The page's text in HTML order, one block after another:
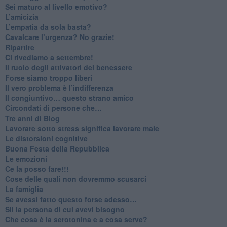
​Sei maturo al livello emotivo?
​L’amicizia
​L’empatia da sola basta?
​Cavalcare l’urgenza? No grazie!
Ripartire
​Ci rivediamo a settembre!
​Il ruolo degli attivatori del benessere
​Forse siamo troppo liberi
​Il vero problema è l’indifferenza
​Il congiuntivo… questo strano amico
​Circondati di persone che…
​Tre anni di Blog
​Lavorare sotto stress significa lavorare male
​Le distorsioni cognitive
​Buona Festa della Repubblica
Le emozioni
​Ce la posso fare!!!
​Cose delle quali non dovremmo scusarci
​La famiglia
​Se avessi fatto questo forse adesso…
​Sii la persona di cui avevi bisogno
Che cosa è la serotonina e a cosa serve?